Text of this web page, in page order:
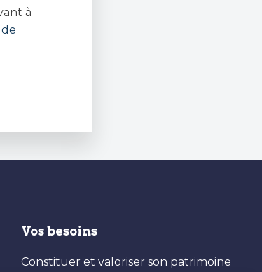
à
Vos besoins
Constituer et valoriser son patrimoine